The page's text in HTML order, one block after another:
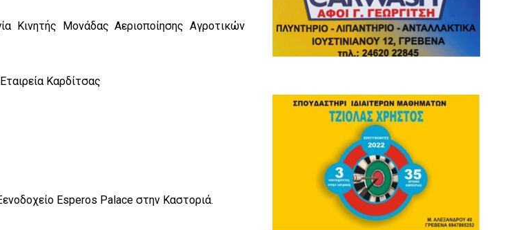
Κινητής Μονάδας Αεριοποίησης Αγροτικών
Καρδίτσας
Esperos Palace στην Καστοριά.